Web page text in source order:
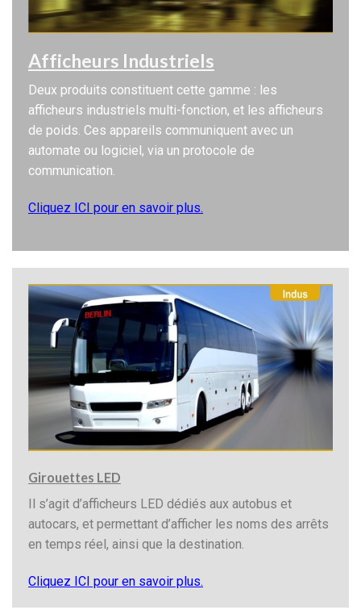
Afficheurs Industriels
Deux produits constituent cette gamme : les
afficheurs industriels multi-fonction, et les afficheurs
de poids. Ces appareils communiquent avec un
automate ou logiciel, via un protocole de
communication.
Cliquez ICI pour en savoir plus.
Girouettes LED
Il s’agit d’afficheurs LED dédiés aux autobus et
autocars, et permettant d’afficher les noms des arrêts
en temps réel, ainsi que la destination.
Cliquez ICI pour en savoir plus.